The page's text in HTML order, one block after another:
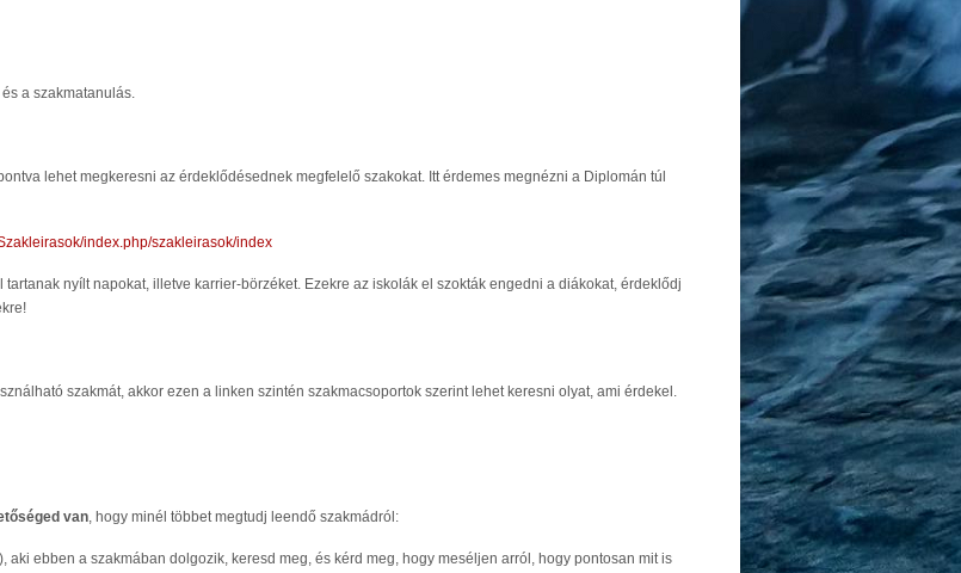
a szakmatanulás.
lehet megkeresni az érdeklődésednek megfelelő szakokat. Itt érdemes megnézni a Diplomán túl
index.php/szakleirasok/index
nyílt napokat, illetve karrier-börzéket. Ezekre az iskolák el szokták engedni a diákokat, érdeklődj
szakmát, akkor ezen a linken szintén szakmacsoportok szerint lehet keresni olyat, ami érdekel.
van, hogy minél többet megtudj leendő szakmádról:
ebben a szakmában dolgozik, keresd meg, és kérd meg, hogy meséljen arról, hogy pontosan mit is